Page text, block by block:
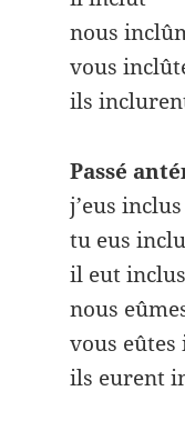
nous
vous
ils
Passé
j’eus inclus
tu eus
il eut inclus
nous
vous eûtes
ils eurent